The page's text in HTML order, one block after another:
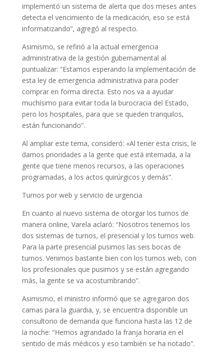
implementó un sistema de alerta que dos meses antes
detecta el vencimiento de la medicación, eso se está
informatizando”, agregó al respecto.
Asimismo, se refirió a la actual emergencia
administrativa de la gestión gubernamental al
puntualizar: “Estamos esperando la implementación de
esta ley de emergencia administrativa para poder
comprar en forma directa. Esto nos va a ayudar
muchísimo para evitar toda la burocracia del Estado,
pero los hospitales, para que se queden tranquilos,
están funcionando”.
Al ampliar este tema, consideró: «Al tener esta crisis, le
damos prioridades a la gente que está internada, a la
gente que tiene menos recursos, a las operaciones
programadas, a los actos quirúrgicos y demás”.
Turnos por web y servicio de urgencia
En cuanto al nuevo sistema de otorgar los turnos de
manera online, Varela aclaró: “Nosotros tenemos los
dos sistemas de turnos, el presencial y los turnos web.
Para la parte presencial pusimos las seis bocas de
turnos. Venimos bastante bien con los turnos web, con
los profesionales que pusimos y se están agregando
más, la gente se va acostumbrando”.
Asimismo, el ministro informó que se agregaron dos
camas para la guardia, y, se encuentra disponible un
consultorio de demanda que funciona hasta las 12 de
la noche: “Hemos agrandado la franja horaria en el
sentido de más médicos y eso también se ha notado”.